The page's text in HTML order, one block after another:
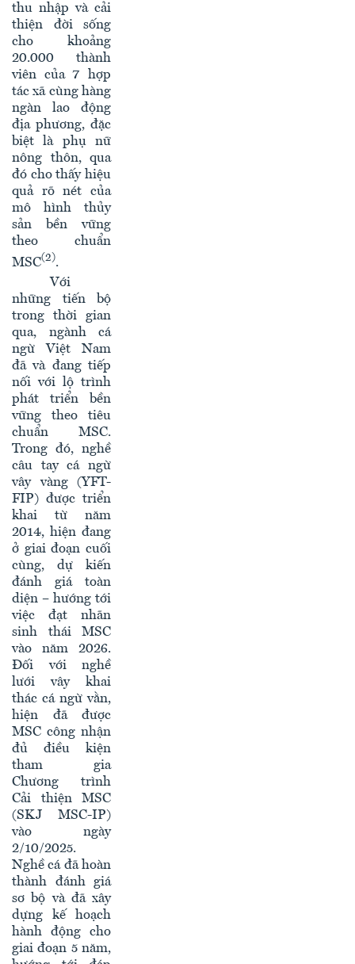
thu nhập và cải
thiện đời sống
cho khoảng
20.000 thành
viên của 7 hợp
tác xã cùng hàng
ngàn lao động
địa phương, đặc
biệt là phụ nữ
nông thôn, qua
đó cho thấy hiệu
quả rõ nét của
mô hình thủy
sản bền vững
theo chuẩn
MSC(2).
Với
những tiến bộ
trong thời gian
qua, ngành cá
ngừ Việt Nam
đã và đang tiếp
nối với lộ trình
phát triển bền
vững theo tiêu
chuẩn MSC.
Trong đó, nghề
câu tay cá ngừ
vây vàng (YFT-
FIP) được triển
khai từ năm
2014, hiện đang
ở giai đoạn cuối
cùng, dự kiến
đánh giá toàn
diện – hướng tới
việc đạt nhãn
sinh thái MSC
vào năm 2026.
Đối với nghề
lưới vây khai
thác cá ngừ vằn,
hiện đã được
MSC công nhận
đủ điều kiện
tham gia
Chương trình
Cải thiện MSC
(SKJ MSC-IP)
vào ngày
2/10/2025.
Nghề cá đã hoàn
thành đánh giá
sơ bộ và đã xây
dựng kế hoạch
hành động cho
giai đoạn 5 năm,